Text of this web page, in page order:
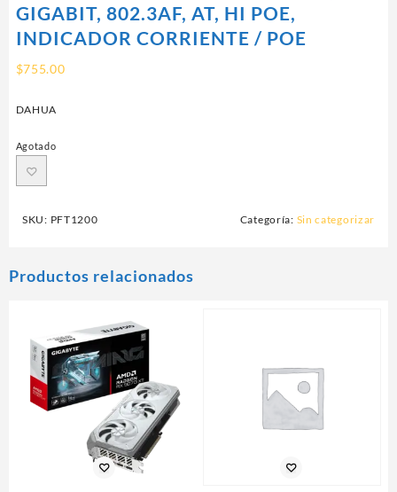
GIGABIT, 802.3AF, AT, HI POE,
INDICADOR CORRIENTE / POE
$755.00
DAHUA
Agotado
SKU: PFT1200 Categoría: Sin categorizar
Productos relacionados